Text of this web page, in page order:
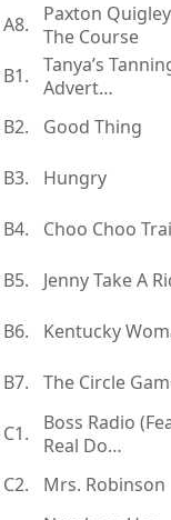
A8.
Paxton
The Course
B1.
Tanya’s
Advert…
B2. Good Thing
B3. Hungry
B4. Choo Choo
B5. Jenny Take A
B6. Kentucky
B7. The Circle
C1.
Boss Radio
Real Do…
C2. Mrs. Robinson